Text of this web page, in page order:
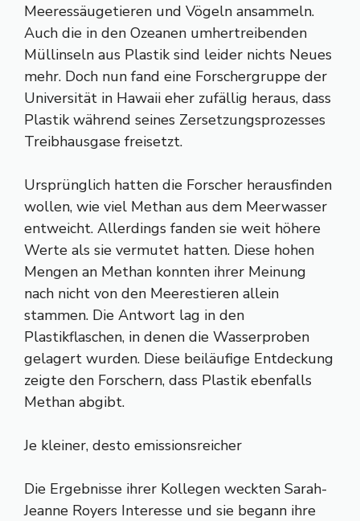
Meeressäugetieren und Vögeln ansammeln.
Auch die in den Ozeanen umhertreibenden
Müllinseln aus Plastik sind leider nichts Neues
mehr. Doch nun fand eine Forschergruppe der
Universität in Hawaii eher zufällig heraus, dass
Plastik während seines Zersetzungsprozesses
Treibhausgase freisetzt.
Ursprünglich hatten die Forscher herausfinden
wollen, wie viel Methan aus dem Meerwasser
entweicht. Allerdings fanden sie weit höhere
Werte als sie vermutet hatten. Diese hohen
Mengen an Methan konnten ihrer Meinung
nach nicht von den Meerestieren allein
stammen. Die Antwort lag in den
Plastikflaschen, in denen die Wasserproben
gelagert wurden. Diese beiläufige Entdeckung
zeigte den Forschern, dass Plastik ebenfalls
Methan abgibt.
Je kleiner, desto emissionsreicher
Die Ergebnisse ihrer Kollegen weckten Sarah-
Jeanne Royers Interesse und sie begann ihre